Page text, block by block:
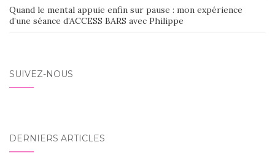
Quand le mental appuie enfin sur pause : mon expérience
d’une séance d’ACCESS BARS avec Philippe
SUIVEZ-NOUS
DERNIERS ARTICLES